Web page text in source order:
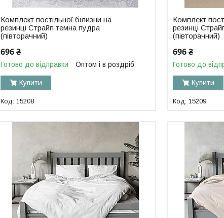
Комплект постільної білизни на
резинці Страйп темна пудра
(півторачний)
696 ₴
Готово до відправки Оптом і в роздріб
Купити
15208
Комплект
резинці
(півторачний)
696 ₴
Готово до
Купити
15209